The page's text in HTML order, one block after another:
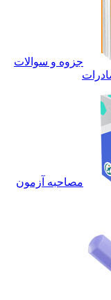
جزوه و سوالات
مصاحبه آزمون